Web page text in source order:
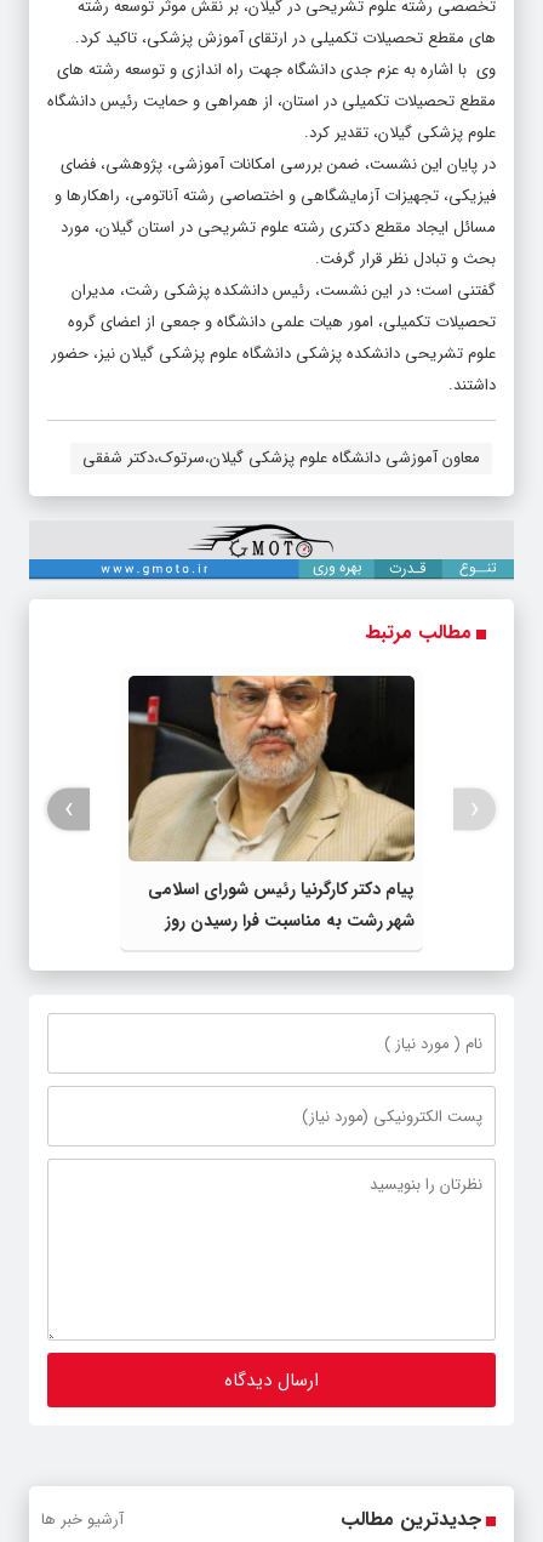
تخصصی رشته علوم تشریحی در گیلان، بر نقش موثر توسعه رشته
های مقطع تحصیلات تکمیلی در ارتقای آموزش پزشکی، تاکید کرد.
وی با اشاره به عزم جدی دانشگاه جهت راه اندازی و توسعه رشته های
مقطع تحصیلات تکمیلی در استان، از همراهی و حمایت رئیس دانشگاه
علوم پزشکی گیلان، تقدیر کرد.
در پایان این نشست، ضمن بررسی امکانات آموزشی، پژوهشی، فضای
فیزیکی، تجهیزات آزمایشگاهی و اختصاصی رشته آناتومی، راهکارها و
مسائل ایجاد مقطع دکتری رشته علوم تشریحی در استان گیلان، مورد
بحث و تبادل نظر قرار گرفت.
گفتنی است؛ در این نشست، رئیس دانشکده پزشکی رشت، مدیران
تحصیلات تکمیلی، امور هیات علمی دانشگاه و جمعی از اعضای گروه
علوم تشریحی دانشکده پزشکی دانشگاه علوم پزشکی گیلان نیز، حضور
داشتند.
معاون آموزشی دانشگاه علوم پزشکی گیلان،سرتوک،دکتر شفقی
مطالب مرتبط
پیام دکتر کارگرنیا رئیس شورای اسلامی
شهر رشت به مناسبت فرا رسیدن روز
خبرنگار
‹
›
جدیدترین مطالب آرشیو خبر ها